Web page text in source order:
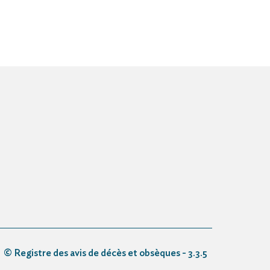
© Registre des avis de décès et obsèques - 3.3.5